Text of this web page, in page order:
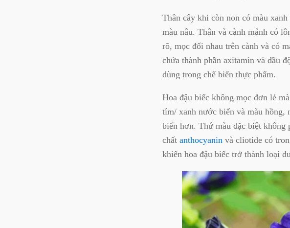
Thân cây khi còn non có màu
màu nâu. Thân và cành mảnh có
rõ, mọc đối nhau trên cành và có
chứa thành phần axitamin và dầu
dùng trong chế biến thực phẩm.
Hoa đậu biếc không mọc đơn lẻ
tím/ xanh nước biển và màu hồng,
biến hơn. Thứ màu đặc biệt không
chất anthocyanin và cliotide có
khiến hoa đậu biếc trở thành loại